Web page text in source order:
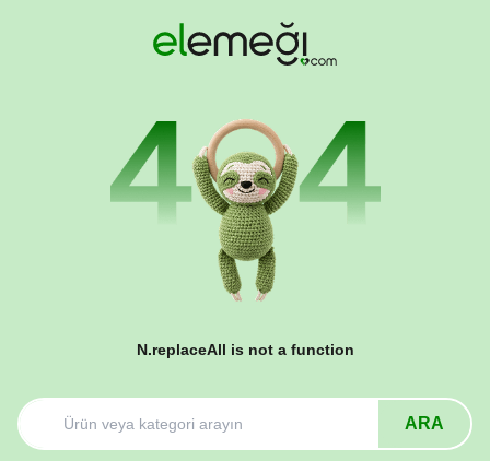
N.replaceAll is not a function
ARA